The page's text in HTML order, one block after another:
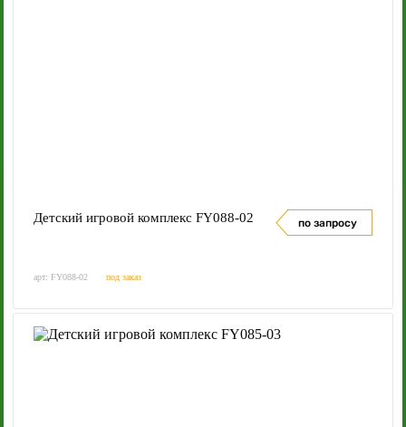
Детский игровой комплекс FY088-02 по запросу
арт: FY088-02 под заказ